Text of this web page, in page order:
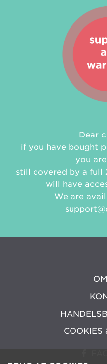
Dear
if you have bought
you
still covered by a full
will have
We are
COOKIES